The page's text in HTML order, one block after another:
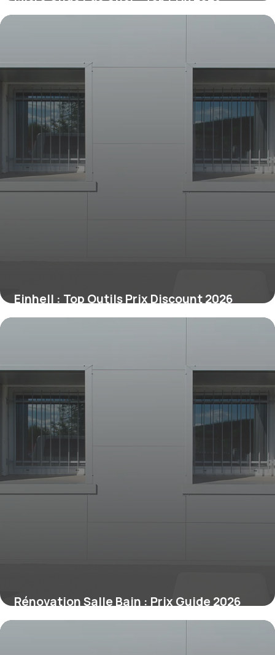
4 juillet 2026
Einhell : Top Outils Prix Discount 2026
2 juillet 2026
Rénovation Salle Bain : Prix Guide 2026
28 juin 2026